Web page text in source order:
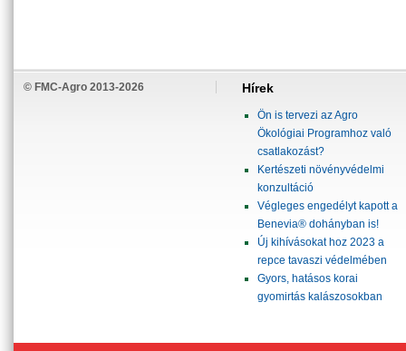
© FMC-Agro 2013-2026 Hírek
Ön is tervezi az Agro
Ökológiai Programhoz való
csatlakozást?
Kertészeti növényvédelmi
konzultáció
Végleges engedélyt kapott a
Benevia® dohányban is!
Új kihívásokat hoz 2023 a
repce tavaszi védelmében
Gyors, hatásos korai
gyomirtás kalászosokban